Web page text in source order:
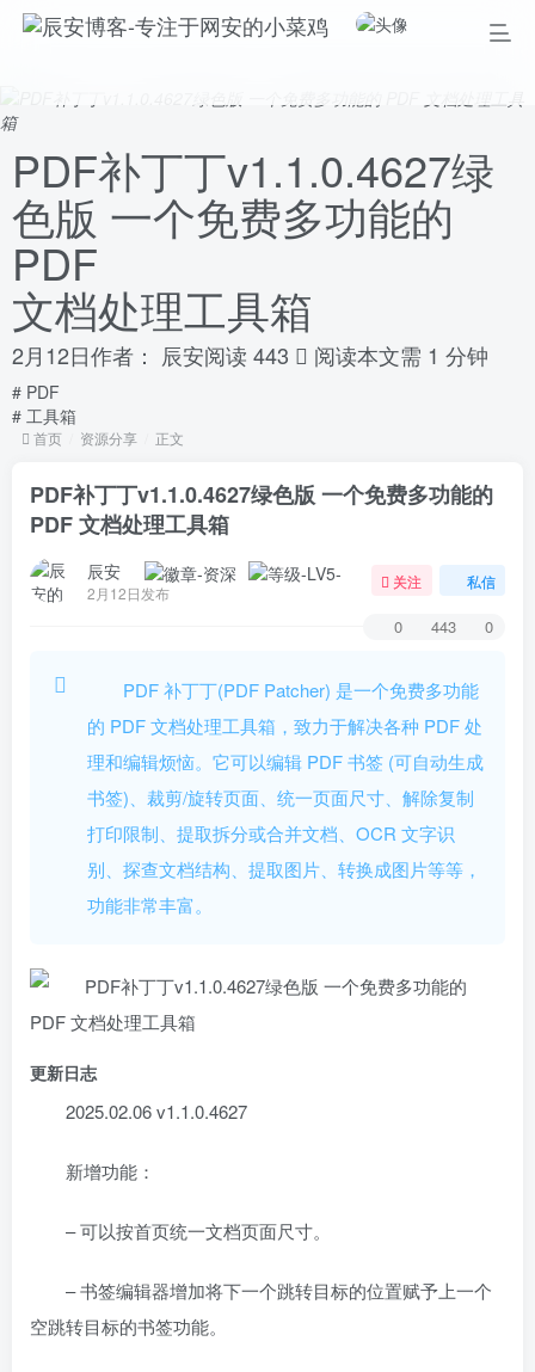
PDF补丁丁v1.1.0.4627绿
色版 一个免费多功能的
PDF
文档处理工具箱
2月12日作者： 辰安阅读 443 阅读本文需 1 分钟
# PDF
# 工具箱
首页 资源分享 正文
PDF补丁丁v1.1.0.4627绿色版 一个免费多功能的
PDF 文档处理工具箱
辰安
2月12日发布
关注 私信
0 443 0
PDF 补丁丁(PDF Patcher) 是一个免费多功能
的 PDF 文档处理工具箱，致力于解决各种 PDF 处
理和编辑烦恼。它可以编辑 PDF 书签 (可自动生成
书签)、裁剪/旋转页面、统一页面尺寸、解除复制
打印限制、提取拆分或合并文档、OCR 文字识
别、探查文档结构、提取图片、转换成图片等等，
功能非常丰富。
更新日志
2025.02.06 v1.1.0.4627
新增功能：
– 可以按首页统一文档页面尺寸。
– 书签编辑器增加将下一个跳转目标的位置赋予上一个
空跳转目标的书签功能。